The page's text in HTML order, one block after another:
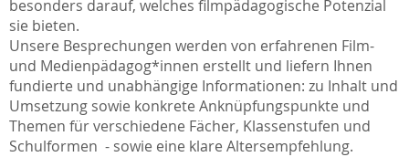
besonders darauf, welches filmpädagogische Potenzial
sie bieten.
Unsere Besprechungen werden von erfahrenen Film-
und Medienpädagog*innen erstellt und liefern Ihnen
fundierte und unabhängige Informationen: zu Inhalt und
Umsetzung sowie konkrete Anknüpfungspunkte und
Themen für verschiedene Fächer, Klassenstufen und
Schulformen - sowie eine klare Altersempfehlung.